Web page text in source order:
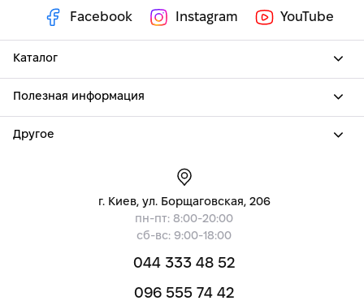
Facebook Instagram YouTube
Каталог
Полезная информация
Другое
г. Киев, ул. Борщаговская, 206
пн-пт: 8:00-20:00
сб-вс: 9:00-18:00
044 333 48 52
096 555 74 42